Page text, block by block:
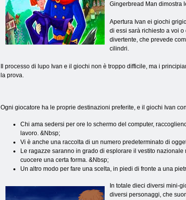
Gingerbread Man dimostra
Apertura Ivan ei giochi
di essi sarà richiesto a voi
divertente, che prevede
cilindri.
Il processo di lupo Ivan e il giochi non è troppo difficile, ma i
la prova.
Ogni giocatore ha le proprie destinazioni preferite, e il giochi Ivan
Chi ama sedersi per ore lo schermo del computer,
lavoro. &Nbsp;
Vi è anche una raccolta di un numero predeterminato di
Le ragazze saranno in grado di esplorare il vestito
cuocere una certa forma. &Nbsp;
Un altro modo per fare una scelta, in piedi di fronte a una
In totale dieci diversi mini-
diversi personaggi, che